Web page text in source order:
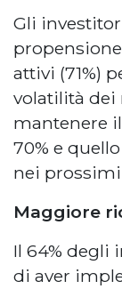
Gli
attivi (71%)
volatilità dei
mantenere
70% e
nei
Maggiore
Il 64% degli
di aver